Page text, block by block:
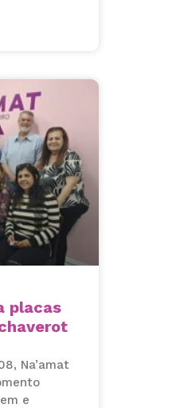
placas
Na’amat
e